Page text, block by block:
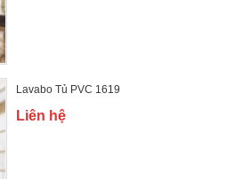
Lavabo Tủ PVC 1619
Liên hệ